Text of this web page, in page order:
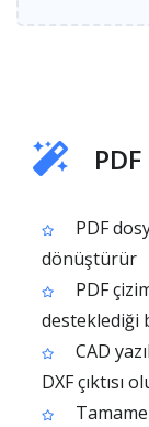
PDF
dönüştürür
PDF
desteklediği
CAD
DXF çıktısı